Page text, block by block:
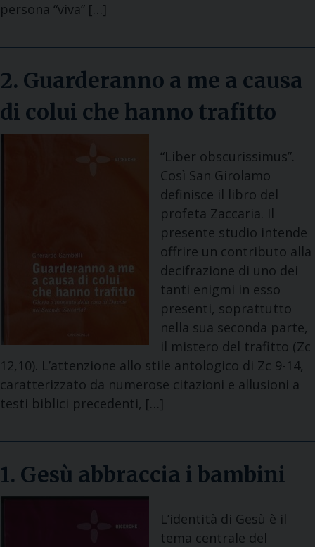
persona “viva” […]
2. Guarderanno a me a causa
di colui che hanno trafitto
“Liber obscurissimus”.
Così San Girolamo
definisce il libro del
profeta Zaccaria. Il
presente studio intende
offrire un contributo alla
decifrazione di uno dei
tanti enigmi in esso
presenti, soprattutto
nella sua seconda parte,
il mistero del trafitto (Zc
12,10). L’attenzione allo stile antologico di Zc 9-14,
caratterizzato da numerose citazioni e allusioni a
testi biblici precedenti, […]
1. Gesù abbraccia i bambini
L’identità di Gesù è il
tema centrale del